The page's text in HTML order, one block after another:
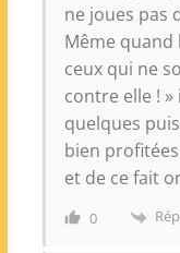
ne joues pas
Même quand
ceux qui ne
contre elle !
quelques
bien
et de ce fait
0